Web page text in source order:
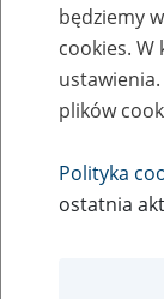
Zaproś
eZUS w
Rodzaj
Szkolenia
Obszar
będziemy
cookies. W
plików
Polityka
ostatnia